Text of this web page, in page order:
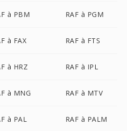
à PBM RAF à PGM
à FAX RAF à FTS
à HRZ RAF à IPL
à MNG RAF à MTV
à PAL RAF à PALM